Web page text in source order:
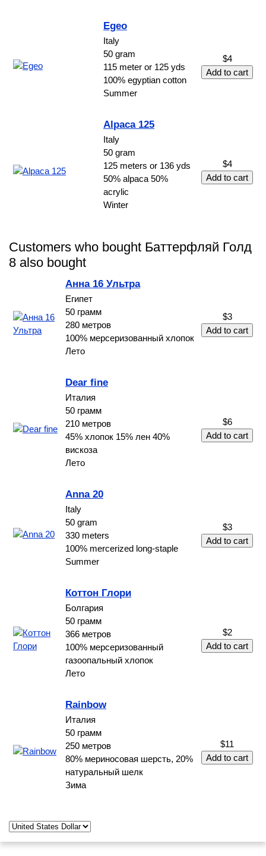
Egeo
Italy
50 gram
115 meter or 125 yds
100% egyptian cotton
Summer
$4
Alpaca 125
Italy
50 gram
125 meters or 136 yds
50% alpaca 50%
acrylic
Winter
$4
Customers who bought Баттерфляй Голд
8 also bought
Анна 16 Ультра
Египет
50 грамм
280 метров
100% мерсеризованный хлопок
Лето
$3
Dear fine
Италия
50 грамм
210 метров
45% хлопок 15% лен 40%
вискоза
Лето
$6
Anna 20
Italy
50 gram
330 meters
100% mercerized long-staple
Summer
$3
Коттон Глори
Болгария
50 грамм
366 метров
100% мерсеризованный
газоопальный хлопок
Лето
$2
Rainbow
Италия
50 грамм
250 метров
80% мериносовая шерсть, 20%
натуральный шелк
Зима
$11